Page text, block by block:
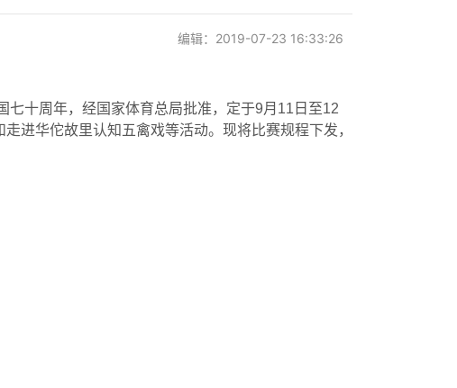
编辑：2019-07-23 16:33:26
七十周年，经国家体育总局批准，定于9月 11 日至12
进华佗故里认知五禽戏等活动。现将比赛规程下发，